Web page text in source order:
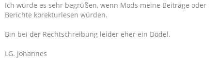
Ich würde es sehr begrüßen, wenn Mods meine Beiträge oder
Berichte korekturlesen würden.
Bin bei der Rechtschreibung leider eher ein Dödel.
LG. Johannes